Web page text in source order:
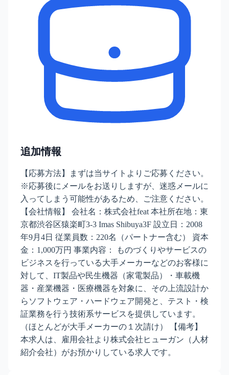
追加情報
【応募方法】まずは当サイトよりご応募ください。
※応募後にメールをお送りしますが、迷惑メールに
入ってしまう可能性があるため、ご注意ください。
【会社情報】 会社名：株式会社feat 本社所在地：東
京都渋谷区猿楽町3-3 Imas Shibuya3F 設立日：2008
年9月4日 従業員数：220名（パートナー含む） 資本
金：1,000万円 事業内容： ものづくりやサービスの
ビジネスを行っている大手メーカーなどのお客様に
対して、IT製品や民生機器（家電製品）・車載機
器・産業機器・医療機器を対象に、その上流設計か
らソフトウェア・ハードウェア開発と、テスト・検
証業務を行う技術系サービスを提供しています。
（ほとんどが大手メーカーの１次請け） 【備考】
本求人は、雇用会社より株式会社ヒューガン（人材
紹介会社）がお預かりしている求人です。